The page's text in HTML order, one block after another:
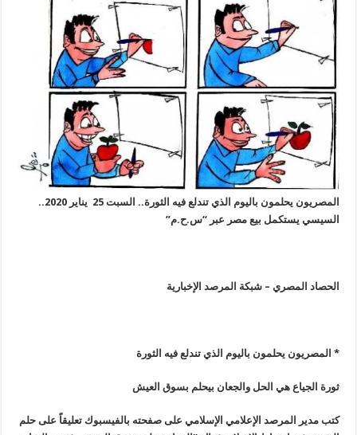
المصريون يحلمون باليوم الذي تندلع فيه الثورة.. السبت 25 يناير 2020..
السيسي يستكمل بيع مصر عبر “س.ح.م”
الحصاد المصري – شبكة المرصد الإخبارية
* المصريون يحلمون باليوم الذي تندلع فيه الثورة
ثورة الجياع هي الحل والجعان بيحلم بسوق العيش
كتب مدير المرصد الإعلامي الإسلامي على صفحته بالفيسبوك تعليقاً على حلم